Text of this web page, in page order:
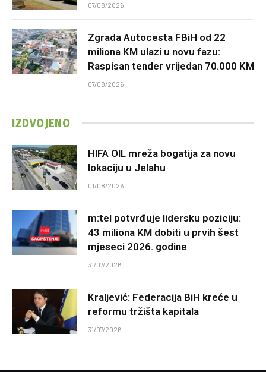
07/08/2026
Zgrada Autocesta FBiH od 22
miliona KM ulazi u novu fazu:
Raspisan tender vrijedan 70.000 KM
07/08/2026
IZDVOJENO
HIFA OIL mreža bogatija za novu
lokaciju u Jelahu
01/08/2026
m:tel potvrđuje lidersku poziciju:
43 miliona KM dobiti u prvih šest
mjeseci 2026. godine
31/07/2026
Kraljević: Federacija BiH kreće u
reformu tržišta kapitala
31/07/2026